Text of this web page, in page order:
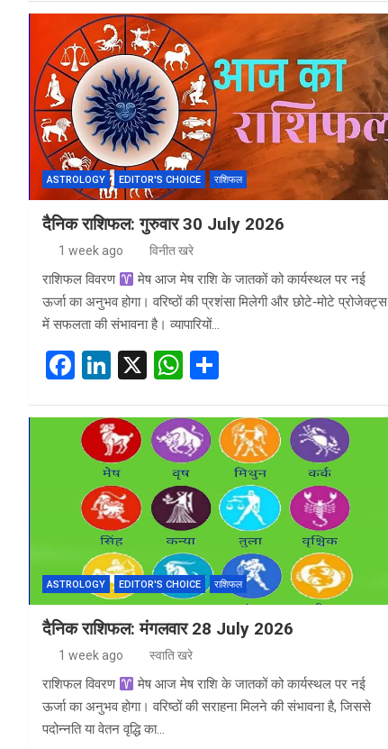
ce
b
o
o
k
ke
dI
n
at
s
A
p
p
ar
e
ASTROLOGY EDITOR'S CHOICE राशिफल
दैनिक राशिफल: गुरुवार 30 July 2026
1 week ago विनीत खरे
राशिफल विवरण
मेष आज मेष राशि के जातकों को कार्यस्थल पर नई
ऊर्जा का अनुभव होगा। वरिष्ठों की प्रशंसा मिलेगी और छोटे‑मोटे प्रोजेक्ट्स
में सफलता की संभावना है। व्यापारियों…
F
ce
b
o
Li
ke
dI
n
X
W
at
s
A
p
p
ar
e
ASTROLOGY EDITOR'S CHOICE राशिफल
दैनिक राशिफल: मंगलवार 28 July 2026
1 week ago स्वाति खरे
राशिफल विवरण
मेष आज मेष राशि के जातकों को कार्यस्थल पर नई
ऊर्जा का अनुभव होगा। वरिष्ठों की सराहना मिलने की संभावना है, जिससे
पदोन्नति या वेतन वृद्धि का…